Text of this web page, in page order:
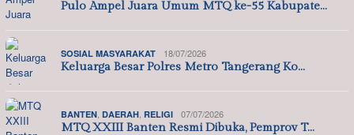
Pulo Ampel Juara Umum MTQ ke-55 Kabupate…
SOSIAL MASYARAKAT 18/07/2026
Keluarga Besar Polres Metro Tangerang Ko…
BANTEN DAERAH RELIGI 07/07/2026
MTQ XXIII Banten Resmi Dibuka, Pemprov T…